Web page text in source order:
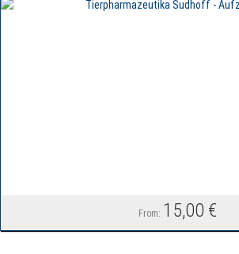
From: 15,00 €